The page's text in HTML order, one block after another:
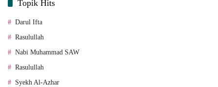
Topik Hits
Darul Ifta
Rasulullah
Nabi Muhammad SAW
Rasulullah
Syekh Al-Azhar